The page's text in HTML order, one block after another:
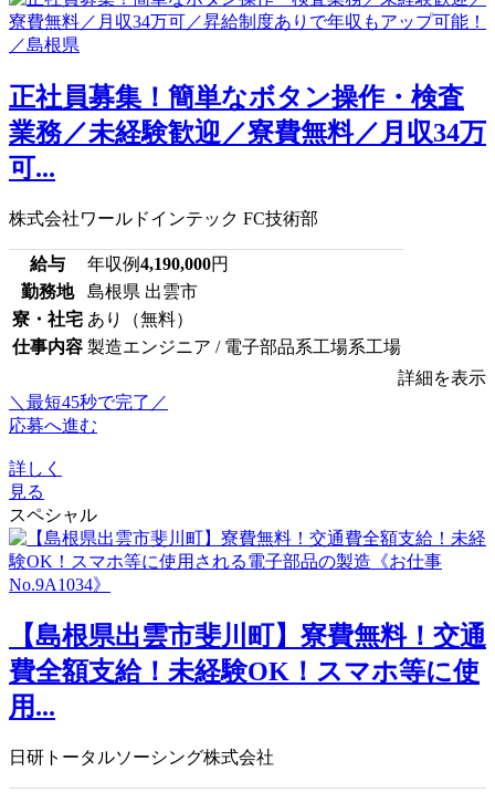
正社員募集！簡単なボタン操作・検査
業務／未経験歓迎／寮費無料／月収34万
可...
株式会社ワールドインテック FC技術部
給与 年収例4,190,000円
勤務地
島根県 出雲市
寮・社宅 あり（無料）
仕事内容 製造エンジニア / 電子部品系工場系工場
詳細を表示
＼最短45秒で完了／
応募へ進む
詳しく
見る
スペシャル
【島根県出雲市斐川町】寮費無料！交通
費全額支給！未経験OK！スマホ等に使
用...
日研トータルソーシング株式会社